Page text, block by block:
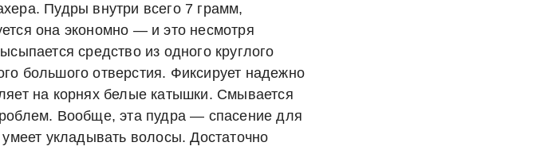
Пудры внутри всего 7 грамм,
она экономно — и это несмотря
средство из одного круглого
большого отверстия. Фиксирует надежно
на корнях белые катышки. Смывается
Вообще, эта пудра — спасение для
умеет укладывать волосы. Достаточно